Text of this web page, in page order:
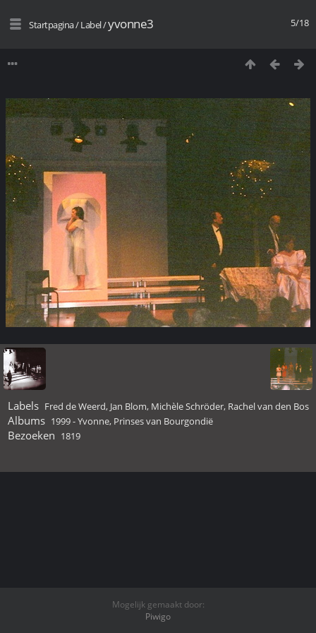
5/18
Startpagina/Label/yvonne3
Labels Fred de Weerd, Jan Blom, Michèle Schröder, Rachel van den Bos
Albums 1999 - Yvonne, Prinses van Bourgondië
Bezoeken 1819
Mogelijk gemaakt door:
Piwigo